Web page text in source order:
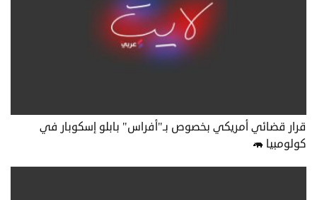
قرار قضائي أمريكي بخصوص بـ"أفراس" بابلو إسكوبار في
كولومبيا 🦛